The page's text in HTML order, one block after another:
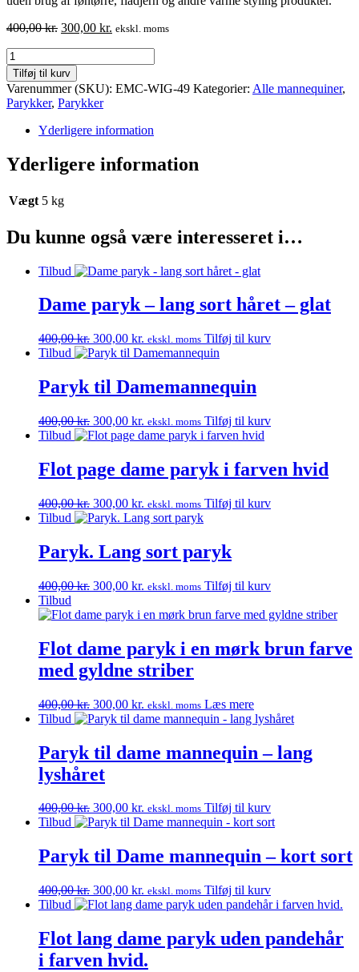
400,00kr. Den
var:
400,00 kr..
300,00 kr. Den
300,00 kr..
ekskl. moms
Paryk
til
damemannequin
-
lyshåret
antal
Tilføj til kurv
Varenummer (SKU): EMC-WIG-49 Kategorier: Alle mannequiner,
Parykker, Parykker
Yderligere information
Yderligere information
Vægt 5 kg
Du kunne også være interesseret i…
Tilbud
Dame paryk – lang sort håret – glat
400,00kr. Den
oprindelige
var:
400,00 kr..
300,00 kr. Den
aktuelle
300,00 kr..
ekskl. moms Tilføj til kurv
Tilbud
Paryk til Damemannequin
400,00kr. Den
oprindelige
var:
400,00 kr..
300,00 kr. Den
aktuelle
300,00 kr..
ekskl. moms Tilføj til kurv
Tilbud
Flot page dame paryk i farven hvid
400,00kr. Den
oprindelige
var:
400,00 kr..
300,00 kr. Den
aktuelle
300,00 kr..
ekskl. moms Tilføj til kurv
Tilbud
Paryk. Lang sort paryk
400,00kr. Den
pris
300,00 kr. Den
pris
300,00 kr..
ekskl. moms Tilføj til kurv
Tilbud
Flot dame paryk i en mørk brun farve
med gyldne striber
400,00kr. Den
oprindelige
var:
400,00 kr..
300,00 kr. Den
aktuelle
300,00 kr..
ekskl. moms Læs mere
Tilbud
Paryk til dame mannequin – lang
lyshåret
400,00kr. Den
oprindelige
var:
400,00 kr..
300,00 kr. Den
aktuelle
er:
300,00 kr..
ekskl. moms Tilføj til kurv
Tilbud
Paryk til Dame mannequin – kort sort
400,00kr. Den
oprindelige
var:
400,00 kr..
300,00 kr. Den
aktuelle
300,00 kr..
ekskl. moms Tilføj til kurv
Tilbud
Flot lang dame paryk uden pandehår
i farven hvid.